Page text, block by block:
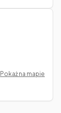
Pokaż na mapie